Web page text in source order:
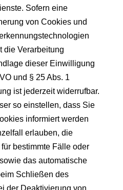
Sofern eine
von Cookies und
die Verarbeitung
dieser Einwilligung
und § 25 Abs. 1
ist jederzeit widerrufbar.
so einstellen, dass Sie
informiert werden
erlauben, die
bestimmte Fälle oder
das automatische
Schließen des
der Deaktivierung von